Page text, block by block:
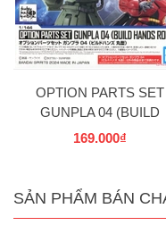
OPTION PARTS SET
GUNPLA 04 (BUILD
HANDS ROUND)
169.000₫
SẢN PHẨM BÁN